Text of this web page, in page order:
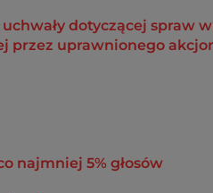
dotyczącej spraw
przez uprawnionego
najmniej 5% głosów